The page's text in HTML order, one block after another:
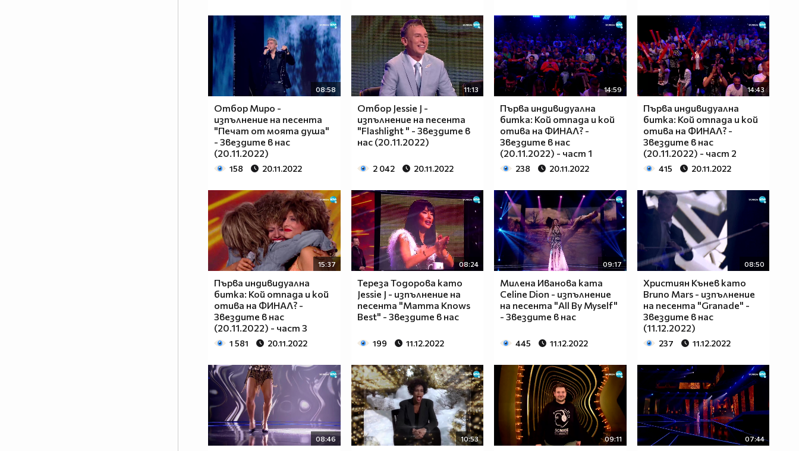
08:58
Отбор Миро -
изпълнение на песента
"Печат от моята душа"
- Звездите в нас
(20.11.2022)
158 20.11.2022
11:13
Отбор Jessie J -
изпълнение на песента
"Flashlight " - Звездите в
нас (20.11.2022)
2 042 20.11.2022
14:59
Първа индивидуална
битка: Кой отпада и кой
отива на ФИНАЛ? -
Звездите в нас
(20.11.2022) - част 1
238 20.11.2022
14:43
Първа индивидуална
битка: Кой отпада и кой
отива на ФИНАЛ? -
Звездите в нас
(20.11.2022) - част 2
415 20.11.2022
15:37
Първа индивидуална
битка: Кой отпада и кой
отива на ФИНАЛ? -
Звездите в нас
(20.11.2022) - част 3
1 581 20.11.2022
08:24
Тереза Тодорова като
Jessie J - изпълнение на
песента "Mamma Knows
Best" - Звездите в нас
199 11.12.2022
09:17
Милена Иванова ката
Celine Dion - изпълнение
на песента "All By Myself"
- Звездите в нас
445 11.12.2022
08:50
Християн Кънев като
Bruno Mars - изпълнение
на песента "Granade" -
Звездите в нас
(11.12.2022)
237 11.12.2022
08:46 10:53 09:11 07:44